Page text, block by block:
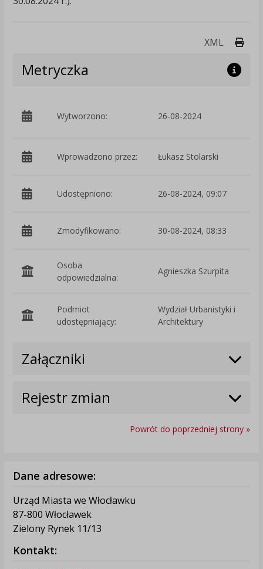
XML
Metryczka
Wytworzono: 26-08-2024
Wprowadzono przez: Łukasz Stolarski
Udostępniono: 26-08-2024, 09:07
Zmodyfikowano: 30-08-2024, 08:33
Osoba
odpowiedzialna:
Agnieszka Szurpita
Podmiot
udostępniający:
Wydział Urbanistyki i
Architektury
Załączniki
Rejestr zmian
Powrót do poprzedniej strony »
Dane adresowe:
Urząd Miasta we Włocławku
87-800 Włocławek
Zielony Rynek 11/13
Kontakt: